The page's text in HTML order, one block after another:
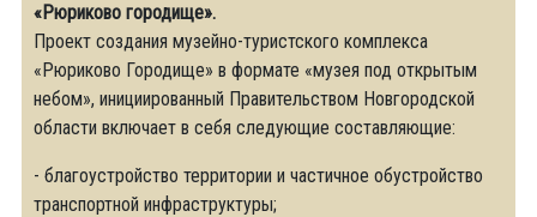
«Рюриково городище».
Проект создания музейно-туристского комплекса
«Рюриково Городище» в формате «музея под открытым
небом», инициированный Правительством Новгородской
области включает в себя следующие составляющие:
- благоустройство территории и частичное обустройство
транспортной инфраструктуры;